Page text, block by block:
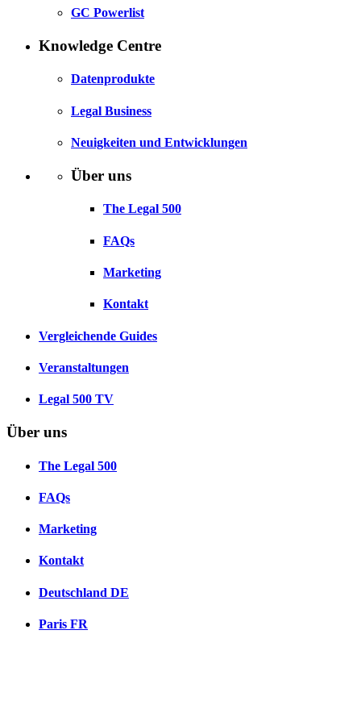
GC Powerlist
Knowledge Centre
Datenprodukte
Legal Business
Neuigkeiten und Entwicklungen
Über uns
The Legal 500
FAQs
Marketing
Kontakt
Vergleichende Guides
Veranstaltungen
Legal 500 TV
Über uns
The Legal 500
FAQs
Marketing
Kontakt
Deutschland DE
Paris FR